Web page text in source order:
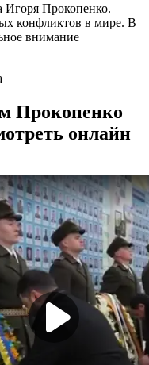
Игоря Прокопенко.
конфликтов в мире. В
внимание
Прокопенко
онлайн